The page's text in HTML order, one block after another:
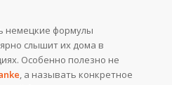
немецкие формулы
слышит их дома в
Особенно полезно не
, а называть конкретное